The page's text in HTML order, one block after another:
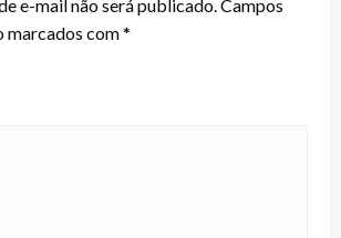
e-mail não será publicado. Campos
marcados com*